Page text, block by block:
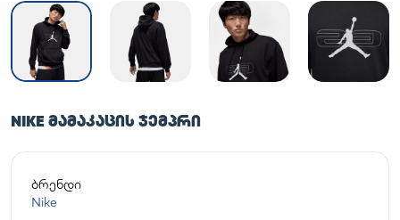
NIKE ᲛᲐᲛᲐᲙᲐᲪᲘᲡ ᲯᲔᲛᲞᲠᲘ
ბრენდი
Nike